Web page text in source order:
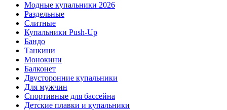
Модные купальники 2026
Раздельные
Слитные
Купальники Push-Up
Бандо
Танкини
Монокини
Балконет
Двусторонние купальники
Для мужчин
Спортивные для бассейна
Детские плавки и купальники